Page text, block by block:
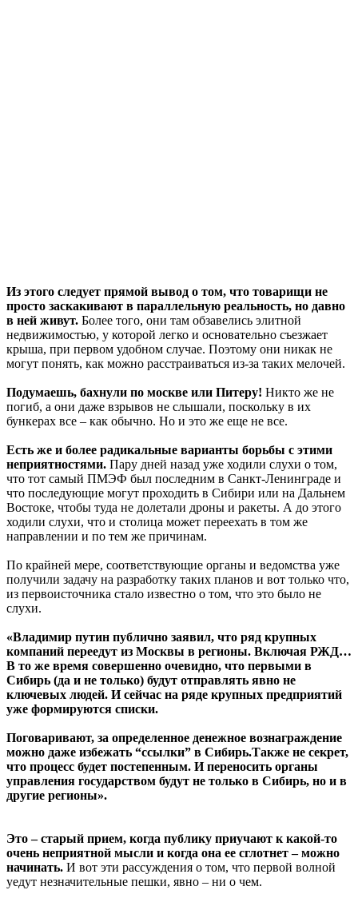
Из этого следует прямой вывод о том, что товарищи не
просто заскакивают в параллельную реальность, но давно
в ней живут. Более того, они там обзавелись элитной
недвижимостью, у которой легко и основательно съезжает
крыша, при первом удобном случае. Поэтому они никак не
могут понять, как можно расстраиваться из-за таких мелочей.
Подумаешь, бахнули по москве или Питеру! Никто же не
погиб, а они даже взрывов не слышали, поскольку в их
бункерах все – как обычно. Но и это же еще не все.
Есть же и более радикальные варианты борьбы с этими
неприятностями. Пару дней назад уже ходили слухи о том,
что тот самый ПМЭФ был последним в Санкт-Ленинграде и
что последующие могут проходить в Сибири или на Дальнем
Востоке, чтобы туда не долетали дроны и ракеты. А до этого
ходили слухи, что и столица может переехать в том же
направлении и по тем же причинам.
По крайней мере, соответствующие органы и ведомства уже
получили задачу на разработку таких планов и вот только что,
из первоисточника стало известно о том, что это было не
слухи.
«Владимир путин публично заявил, что ряд крупных
компаний переедут из Москвы в регионы. Включая РЖД…
В то же время совершенно очевидно, что первыми в
Сибирь (да и не только) будут отправлять явно не
ключевых людей. И сейчас на ряде крупных предприятий
уже формируются списки.
Поговаривают, за определенное денежное вознаграждение
можно даже избежать “ссылки” в Сибирь.Также не секрет,
что процесс будет постепенным. И переносить органы
управления государством будут не только в Сибирь, но и в
другие регионы».
Это – старый прием, когда публику приучают к какой-то
очень неприятной мысли и когда она ее сглотнет – можно
начинать. И вот эти рассуждения о том, что первой волной
уедут незначительные пешки, явно – ни о чем.